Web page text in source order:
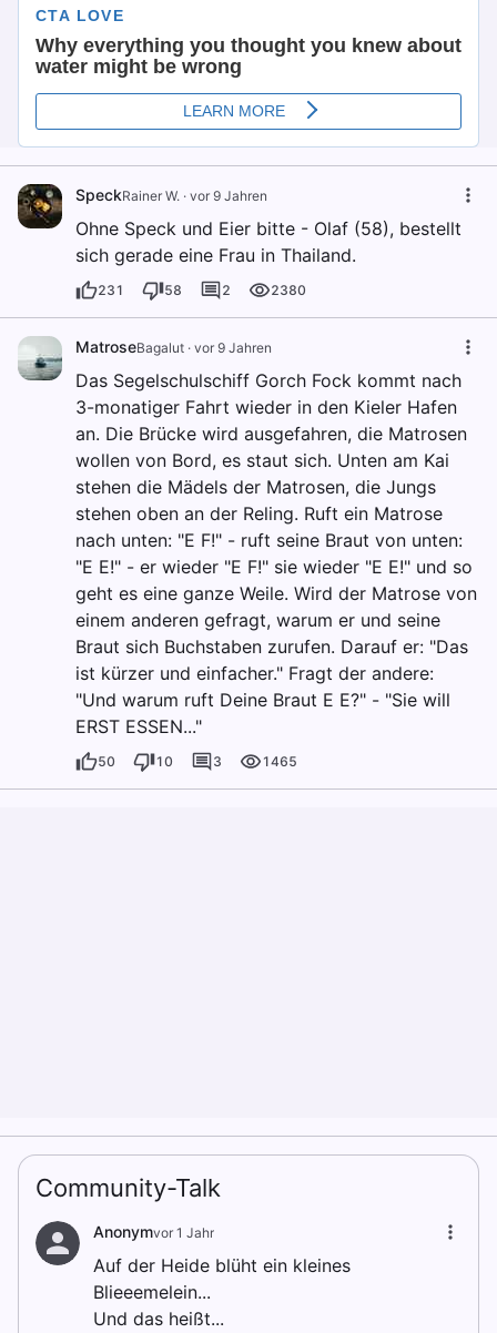
SpeckRainer W. · vor 9 Jahren
Ohne Speck und Eier bitte - Olaf (58), bestellt
sich gerade eine Frau in Thailand.
231 58 2 2380
MatroseBagalut · vor 9 Jahren
Das Segelschulschiff Gorch Fock kommt nach
3-monatiger Fahrt wieder in den Kieler Hafen
an. Die Brücke wird ausgefahren, die Matrosen
wollen von Bord, es staut sich. Unten am Kai
stehen die Mädels der Matrosen, die Jungs
stehen oben an der Reling. Ruft ein Matrose
nach unten: "E F!" - ruft seine Braut von unten:
"E E!" - er wieder "E F!" sie wieder "E E!" und so
geht es eine ganze Weile. Wird der Matrose von
einem anderen gefragt, warum er und seine
Braut sich Buchstaben zurufen. Darauf er: "Das
ist kürzer und einfacher." Fragt der andere:
"Und warum ruft Deine Braut E E?" - "Sie will
ERST ESSEN..."
50 10 3 1465
Community-Talk
Anonymvor 1 Jahr
Auf der Heide blüht ein kleines
Blieeemelein...
Und das heißt...